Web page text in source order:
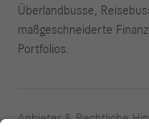
Überlandbusse,
maßgeschneiderte
Portfolios.
Anbieter & Rechtliche